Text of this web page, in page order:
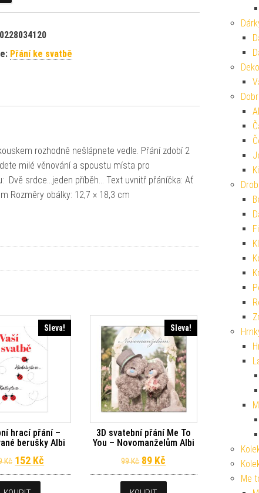
Přání ke svatbě
rozhodně nešlápnete vedle. Přání zdobí 2
milé věnování a spoustu místa pro
Dvě srdce…jeden příběh… Text uvnitř přáníčka: Ať
Rozměry obálky: 12,7 × 18,3 cm
Sleva!
hrací přání –
berušky Albi
Kč Původní cena byla: 169 Kč.
152 Kč Aktuální cena je: 152 Kč.
Sleva!
3D svatební přání Me To
You – Novomanželům Albi
99Kč Původní cena byla: 99 Kč.
89 Kč Aktuální cena je: 89
Me